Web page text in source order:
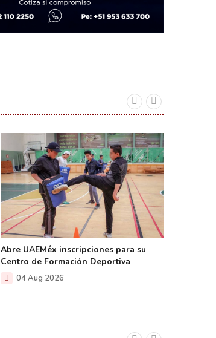
Abre UAEMéx inscripciones para su
Centro de Formación Deportiva
04 Aug 2026